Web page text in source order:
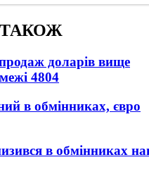
доларів вище
4804
в обмінниках, євро
в обмінниках